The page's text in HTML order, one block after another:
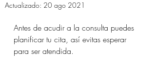
Actualizado: 20 ago 2021
Antes de acudir a la consulta puedes
planificar tu cita, así evitas esperar
para ser atendida.